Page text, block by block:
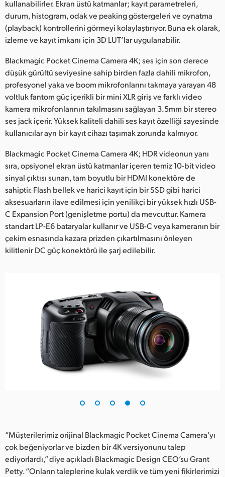
kullanabilirler. Ekran üstü katmanlar; kayıt parametreleri,
durum, histogram, odak ve peaking göstergeleri ve oynatma
(playback) kontrollerini görmeyi kolaylaştırıyor. Buna ek olarak,
izleme ve kayıt imkanı için 3D LUT’lar uygulanabilir.
Blackmagic Pocket Cinema Camera 4K; ses için son derece
düşük gürültü seviyesine sahip birden fazla dahili mikrofon,
profesyonel yaka ve boom mikrofonlarını takmaya yarayan 48
voltluk fantom güç içerikli bir mini XLR giriş ve farklı video
kamera mikrofonlarının takılmasını sağlayan 3.5mm bir stereo
ses jack içerir. Yüksek kaliteli dahili ses kayıt özelliği sayesinde
kullanıcılar ayrı bir kayıt cihazı taşımak zorunda kalmıyor.
Blackmagic Pocket Cinema Camera 4K; HDR videonun yanı
sıra, opsiyonel ekran üstü katmanlar içeren temiz 10-bit video
sinyal çıktısı sunan, tam boyutlu bir HDMI konektöre de
sahiptir. Flash bellek ve harici kayıt için bir SSD gibi harici
aksesuarların ilave edilmesi için yenilikçi bir yüksek hızlı USB-
C Expansion Port (genişletme portu) da mevcuttur. Kamera
standart LP-E6 bataryalar kullanır ve USB-C veya kameranın bir
çekim esnasında kazara prizden çıkartılmasını önleyen
kilitlenir DC güç konektörü ile şarj edilebilir.
“Müşterilerimiz orijinal Blackmagic Pocket Cinema Camera’yı
çok beğeniyorlar ve bizden bir 4K versiyonunu talep
ediyorlardı,” diye açıkladı Blackmagic Design CEO’su Grant
Petty. “Onların taleplerine kulak verdik ve tüm yeni fikirlerimizi